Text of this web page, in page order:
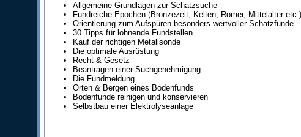
Allgemeine Grundlagen zur Schatzsuche
Fundreiche Epochen (Bronzezeit, Kelten, Römer, Mittelalter etc.)
Orientierung zum Aufspüren besonders wertvoller Schatzfunde
30 Tipps für lohnende Fundstellen
Kauf der richtigen Metallsonde
Die optimale Ausrüstung
Recht & Gesetz
Beantragen einer Suchgenehmigung
Die Fundmeldung
Orten & Bergen eines Bodenfunds
Bodenfunde reinigen und konservieren
Selbstbau einer Elektrolyseanlage